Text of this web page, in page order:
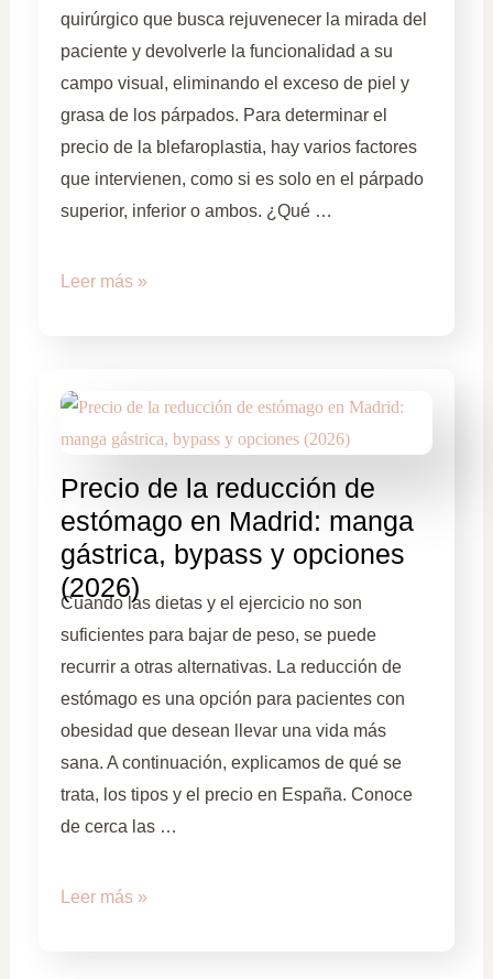
quirúrgico que busca rejuvenecer la mirada del
paciente y devolverle la funcionalidad a su
campo visual, eliminando el exceso de piel y
grasa de los párpados. Para determinar el
precio de la blefaroplastia, hay varios factores
que intervienen, como si es solo en el párpado
superior, inferior o ambos. ¿Qué …
Leer más »
Precio de la reducción de
estómago en Madrid: manga
gástrica, bypass y opciones
(2026)
Cuando las dietas y el ejercicio no son
suficientes para bajar de peso, se puede
recurrir a otras alternativas. La reducción de
estómago es una opción para pacientes con
obesidad que desean llevar una vida más
sana. A continuación, explicamos de qué se
trata, los tipos y el precio en España. Conoce
de cerca las …
Leer más »